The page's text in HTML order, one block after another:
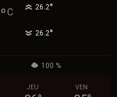
°C 26.2°
26.2°
100 %
JEU VEN